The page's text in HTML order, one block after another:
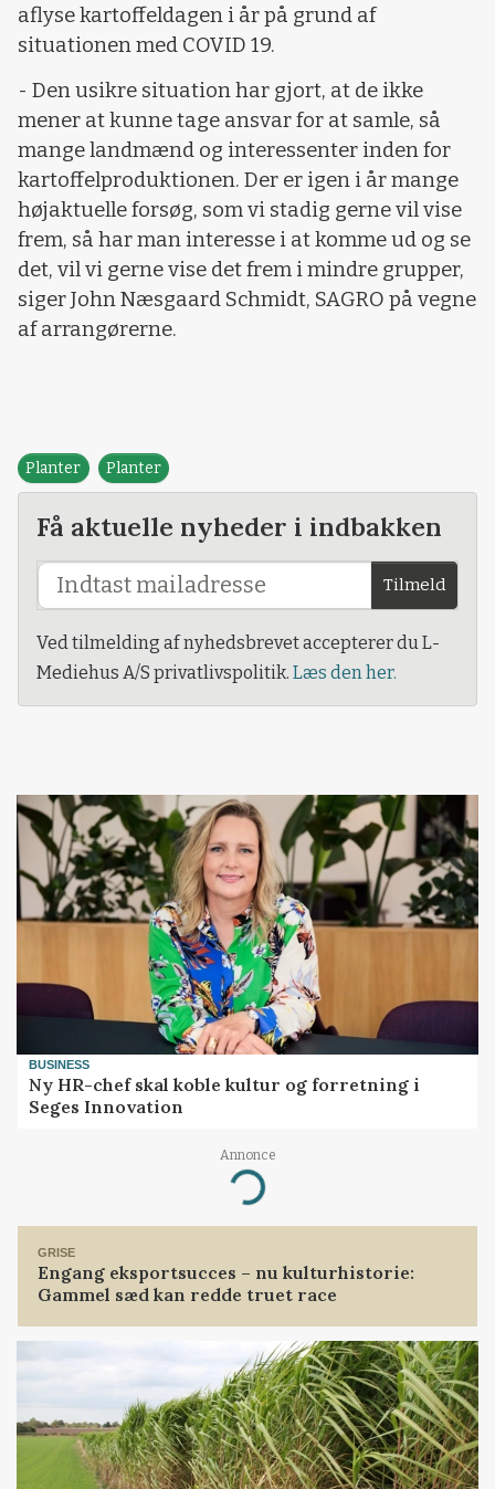
aflyse kartoffeldagen i år på grund af
situationen med COVID 19.
- Den usikre situation har gjort, at de ikke
mener at kunne tage ansvar for at samle, så
mange landmænd og interessenter inden for
kartoffelproduktionen. Der er igen i år mange
højaktuelle forsøg, som vi stadig gerne vil vise
frem, så har man interesse i at komme ud og se
det, vil vi gerne vise det frem i mindre grupper,
siger John Næsgaard Schmidt, SAGRO på vegne
af arrangørerne.
Planter Planter
Få aktuelle nyheder i indbakken
Tilmeld
Ved tilmelding af nyhedsbrevet accepterer du L-
Mediehus A/S privatlivspolitik. Læs den her.
BUSINESS
Ny HR-chef skal koble kultur og forretning i
Seges Innovation
Annonce
Loading...
GRISE
Engang eksportsucces – nu kulturhistorie:
Gammel sæd kan redde truet race